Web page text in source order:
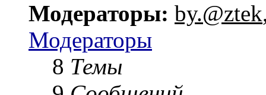
Модераторы: by.@ztek
Модераторы
8 Темы